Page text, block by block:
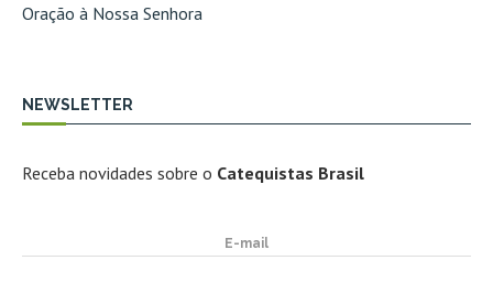
Oração à Nossa Senhora
NEWSLETTER
Receba novidades sobre o Catequistas Brasil
E-mail